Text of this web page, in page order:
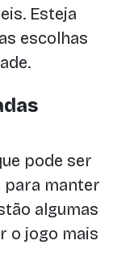
Esteja
escolhas
pode ser
para manter
algumas
o jogo mais